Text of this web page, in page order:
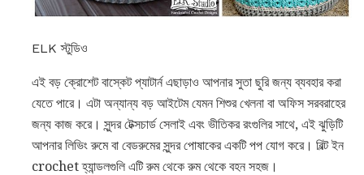
ELK স্টুডিও
এই বড় ক্রোশেট বাস্কেট প্যাটার্ন এছাড়াও আপনার সুতা ছুরি জন্য ব্যবহার করা
যেতে পারে। এটা অন্যান্য বড় আইটেম যেমন শিশুর খেলনা বা অফিস সরবরাহের
জন্য কাজ করে। সুন্দর টেক্সচার্ড সেলাই এবং ভীতিকর রংগুলির সাথে, এই ঝুড়িটি
আপনার লিভিং রুমে বা বেডরুমের সুন্দর পোষাকের একটি পপ যোগ করে। বিল্ট ইন
crochet হ্যান্ডলগুলি এটি রুম থেকে রুম থেকে বহন সহজ।